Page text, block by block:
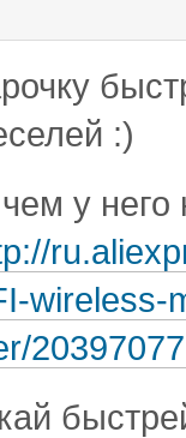
:)
у него
wireless-